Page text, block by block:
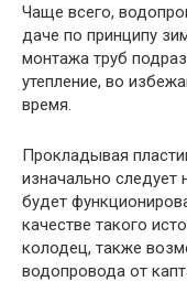
Чаще всего,
даче по принципу
монтажа труб
утепление, во
время.
Прокладывая
изначально следует
будет
качестве такого
колодец, также
водопровода от